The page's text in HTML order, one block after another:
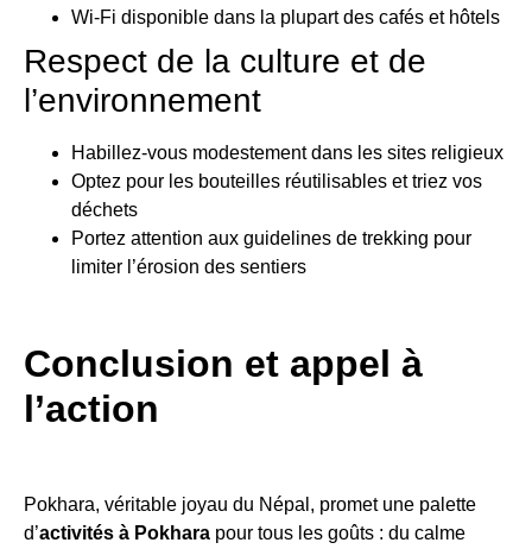
Wi-Fi disponible dans la plupart des cafés et hôtels
Respect de la culture et de
l’environnement
Habillez-vous modestement dans les sites religieux
Optez pour les bouteilles réutilisables et triez vos
déchets
Portez attention aux guidelines de trekking pour
limiter l’érosion des sentiers
Conclusion et appel à
l’action
Pokhara, véritable joyau du Népal, promet une palette
d’activités à Pokhara pour tous les goûts : du calme